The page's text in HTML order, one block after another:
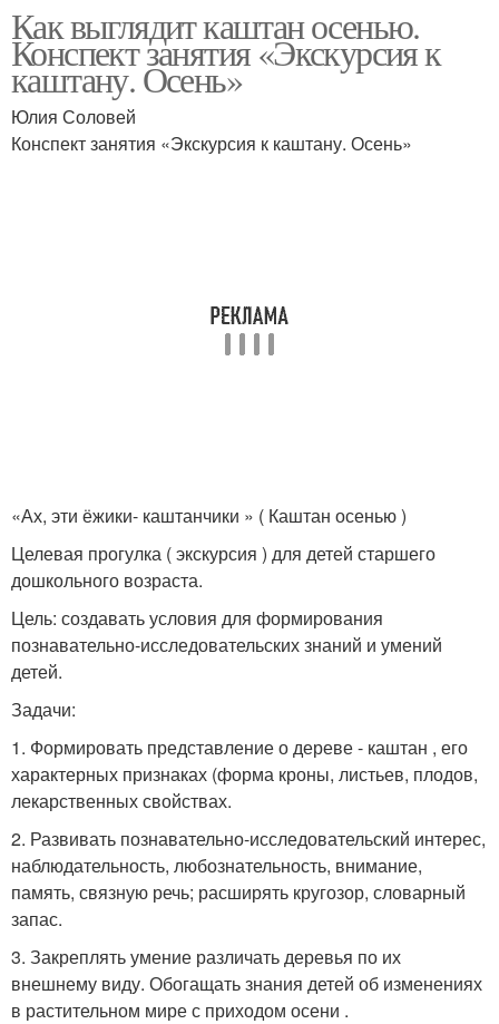
Как выглядит каштан осенью.
Конспект занятия «Экскурсия к
каштану. Осень»
Юлия Соловей
Конспект занятия «Экскурсия к каштану. Осень»
«Ах, эти ёжики- каштанчики » ( Каштан осенью )
Целевая прогулка ( экскурсия ) для детей старшего
дошкольного возраста.
Цель: создавать условия для формирования
познавательно-исследовательских знаний и умений
детей.
Задачи:
1. Формировать представление о дереве - каштан , его
характерных признаках (форма кроны, листьев, плодов,
лекарственных свойствах.
2. Развивать познавательно-исследовательский интерес,
наблюдательность, любознательность, внимание,
память, связную речь; расширять кругозор, словарный
запас.
3. Закреплять умение различать деревья по их
внешнему виду. Обогащать знания детей об изменениях
в растительном мире с приходом осени .